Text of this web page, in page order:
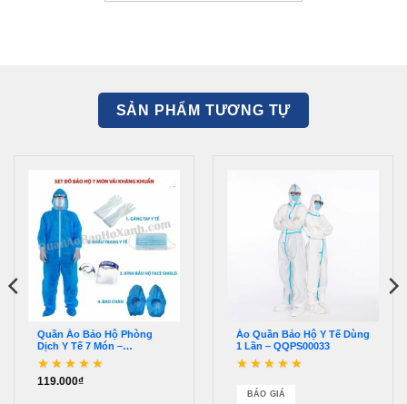
SẢN PHẨM TƯƠNG TỰ
Quần Áo Bảo Hộ Phòng
Dịch Y Tế 7 Món –
QQPS00009
Được xếp hạng
119.000₫
Áo Quần Bảo Hộ Y Tế Dùng
1 Lần – QQPS00033
saoBÁO GIÁ